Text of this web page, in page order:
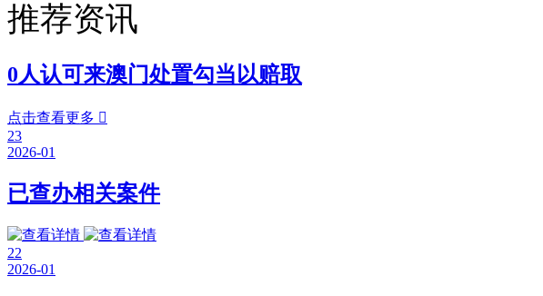
推荐资讯
0人认可来澳门处置勾当以赔取
点击查看更多 
23
2026-01
已查办相关案件
22
2026-01